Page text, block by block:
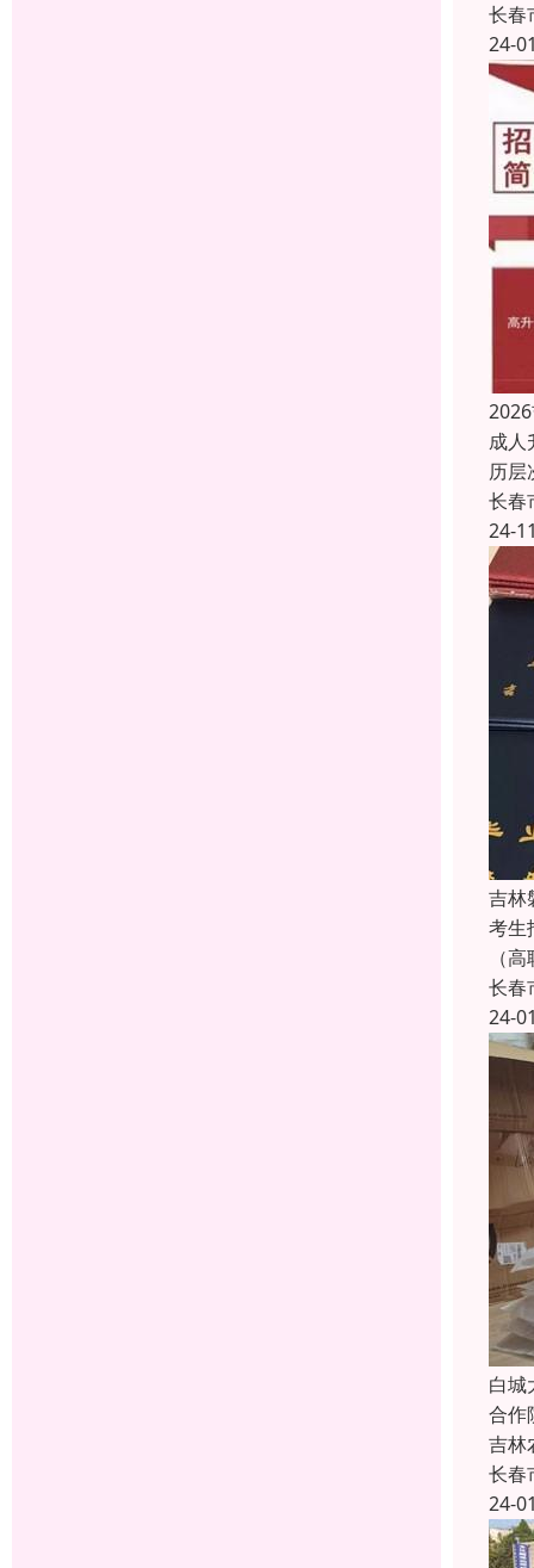
长春
24-
成人
历层
长春
24-
吉林
考生
（
长春
24-
白城
合作
吉林
长春
24-